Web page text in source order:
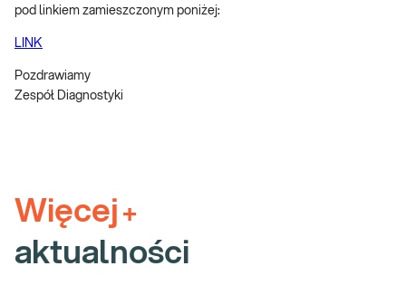
pod linkiem zamieszczonym poniżej:
LINK
Pozdrawiamy
Zespół Diagnostyki
Więcej +
aktualności